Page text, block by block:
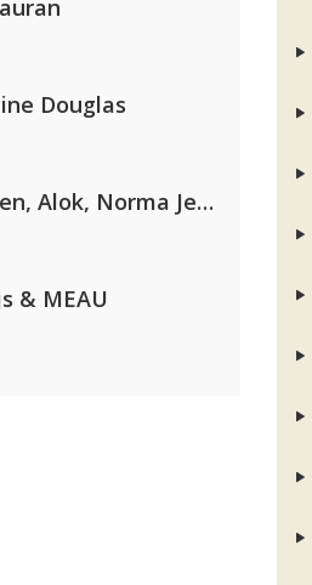
Douglas
Armin van Buuren, Alok, Norma Jean Martine & LAWRENT
& MEAU